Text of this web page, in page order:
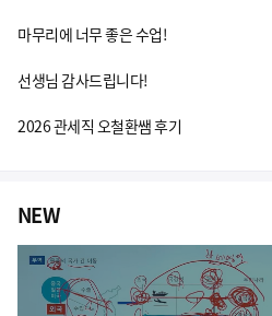
마무리에 너무 좋은 수업!
선생님 감사드립니다!
2026 관세직 오철환쌤 후기
NEW